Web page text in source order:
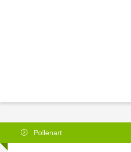
Pollenart